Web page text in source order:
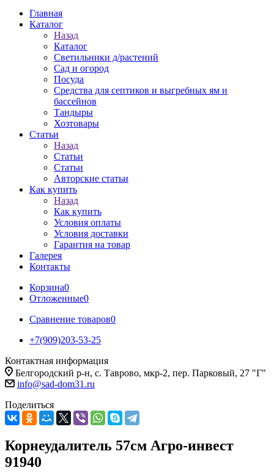
Главная
Каталог
Назад
Каталог
Светильники д/растений
Сад и огород
Посуда
Средства для септиков и выгребных ям и
бассейнов
Тандыры
Хозтовары
Статьи
Назад
Статьи
Статьи
Авторские статьи
Как купить
Назад
Как купить
Условия оплаты
Условия доставки
Гарантия на товар
Галерея
Контакты
Корзина0
Отложенные0
Сравнение товаров0
+7(909)203-53-25
Контактная информация
Белгородский р-н, с. Таврово, мкр-2, пер. Парковый, 27 "Г"
info@sad-dom31.ru
Поделиться
Корнеудалитель 57см Агро-инвест
91940